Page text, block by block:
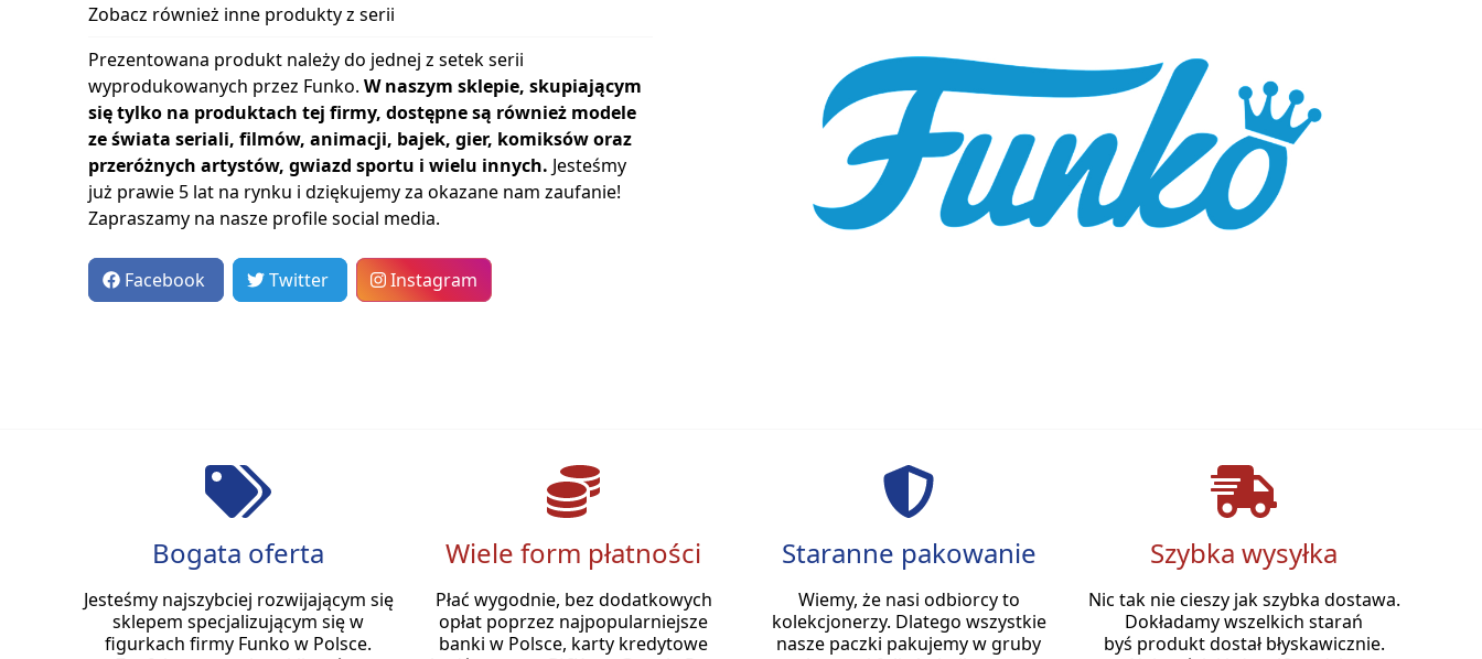
Zobacz również inne produkty z serii
Prezentowana produkt należy do jednej z setek serii
wyprodukowanych przez Funko. W naszym sklepie, skupiającym
się tylko na produktach tej firmy, dostępne są również modele
ze świata seriali, filmów, animacji, bajek, gier, komiksów oraz
przeróżnych artystów, gwiazd sportu i wielu innych. Jesteśmy
już prawie 5 lat na rynku i dziękujemy za okazane nam zaufanie!
Zapraszamy na nasze profile social media.
Facebook Twitter Instagram
Bogata oferta
Jesteśmy najszybciej rozwijającym się
sklepem specjalizującym się w
figurkach firmy Funko w Polsce.
Wiele form płatności
Płać wygodnie, bez dodatkowych
opłat poprzez najpopularniejsze
banki w Polsce, karty kredytowe
Staranne pakowanie
Wiemy, że nasi odbiorcy to
kolekcjonerzy. Dlatego wszystkie
nasze paczki pakujemy w gruby
Szybka wysyłka
Nic tak nie cieszy jak szybka dostawa.
Dokładamy wszelkich starań
byś produkt dostał błyskawicznie.